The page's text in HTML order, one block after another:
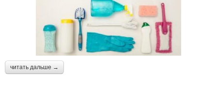
читать дальше →